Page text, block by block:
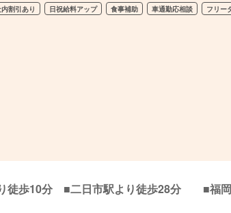
割引あり 日祝給料アップ 食事補助 車通勤応相談 フリー
徒歩10分 ■二日市駅より徒歩28分 ■福岡